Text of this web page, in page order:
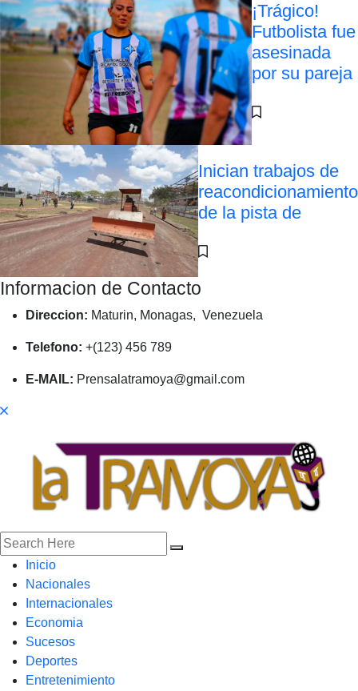
¡Trágico!
Futbolista fue
asesinada
por su pareja
Inician trabajos de
reacondicionamiento
de la pista de
Informacion de Contacto
Direccion: Maturin, Monagas, Venezuela
Telefono: +(123) 456 789
E-MAIL: Prensalatramoya@gmail.com
Inicio
Nacionales
Internacionales
Economia
Sucesos
Deportes
Entretenimiento